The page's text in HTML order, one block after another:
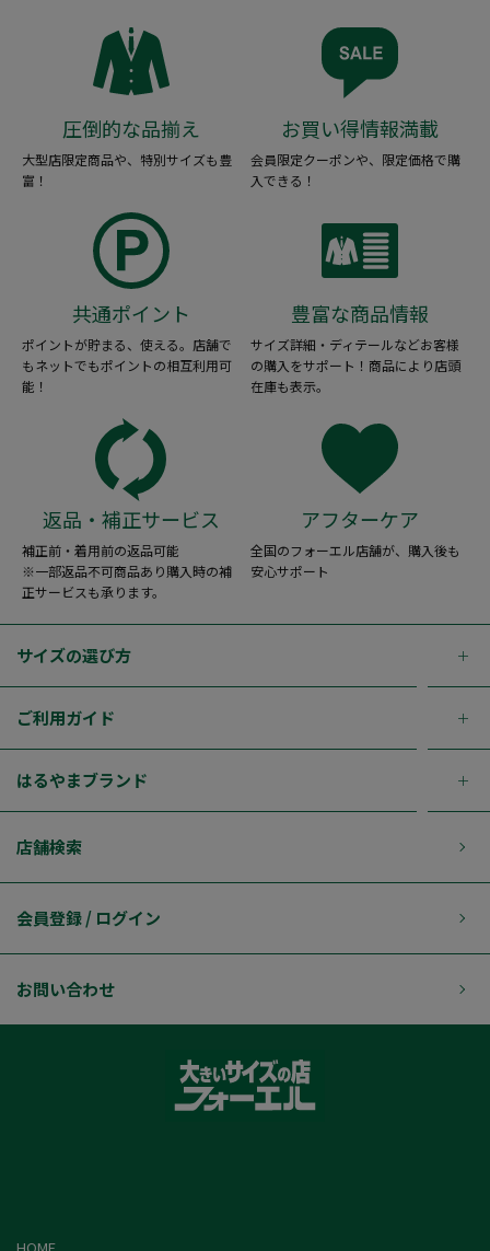
圧倒的な品揃え
大型店限定商品や、特別サイズも豊
富！
お買い得情報満載
会員限定クーポンや、限定価格で購
入できる！
共通ポイント
ポイントが貯まる、使える。店舗で
もネットでもポイントの相互利用可
能！
豊富な商品情報
サイズ詳細・ディテールなどお客様
の購入をサポート！商品により店頭
在庫も表示。
返品・補正サービス
補正前・着用前の返品可能
※一部返品不可商品あり購入時の補
正サービスも承ります。
アフターケア
全国のフォーエル店舗が、購入後も
安心サポート
サイズの選び方
ご利用ガイド
はるやまブランド
店舗検索
会員登録 / ログイン
お問い合わせ